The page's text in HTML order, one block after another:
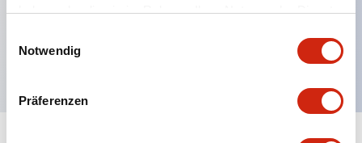
haben oder die sie im Rahmen Ihrer Nutzung der Dienste
Notwendig
Präferenzen
Schutzart IP65 (IEC60529)